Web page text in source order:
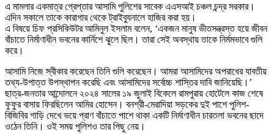
এ মামলার একমাত্র গ্রেপ্তার আসামি পুলিশের সাবেক এএসআই চঞ্চল চন্দ্র সরকার।
এদিন সকালে তাকে কারাগার থেকে ট্রাইব্যুনালে হাজির করা হয়।
এ বিষয়ে চিফ প্রসিকিউটর আমিনুল ইসলাম বলেন, ‘একজন মানুষ ভীতসন্ত্রস্ত হয়ে জীবন
বাঁচাতে নির্মাণাধীন ভবনের কার্নিশে ঝুলে ছিল। তারা সেই অবস্থায় তাকে নির্মমভাবে গুলি
করে।
আসামি নিজে স্বীকার করেছেন তিনি গুলি করেছেন। আমরা আসামিদের অপরাধের যাবতীয়
তথ্য-উপাত্ত উপস্থাপন করেছি এবং আসামিদের সর্বোচ্চ শাস্তির দাবি জানিয়েছি।’
ছাত্র-জনতার আন্দোলনে ২০২৪ সালের ১৯ জুলাই বিকেলে রামপুরায় হোটেলে কাজ শেষে
ফুফুর বাসায় ফিরছিলেন আমির হোসেন। বনশ্রী-মেরাদিয়া সড়কের দুই পাশে পুলিশ-
বিজিবির গাড়ি দেখে ভয়ে প্রাণ বাঁচাতে পাশে থাকা একটি নির্মাণাধীন চারতলা ভবনের ছাদে
ওঠেন তিনি। ওই সময় পুলিশও তার পিছু নেয়।